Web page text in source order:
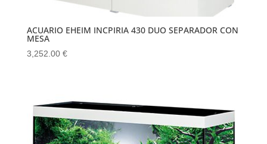
ACUARIO EHEIM INCPIRIA 430 DUO SEPARADOR CON
MESA
3,252.00 €